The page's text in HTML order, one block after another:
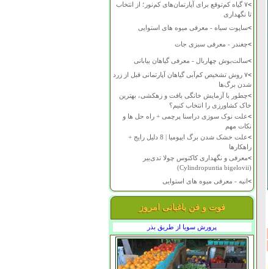
>
۷ گیاه کم‌توقع برای آپارتمان‌های کم‌نور؛ از انتخاب
تا نگهداری
>ساپوت سیاه - معرفی میوه های استوایی
>چغندر - معرفی سبزی جات
>سالت‌بوش چهاربال - معرفی گیاهان بیابانی
>
۷ روش تشخیص کم‌آبی گیاهان آپارتمانی قبل از زرد
شدن برگ‌ها
>چطور با آزمایش خانگی بافت و زهکشی، بهترین
خاک کشاورزی را انتخاب کنیم؟
>علت نوک سوزی دراسنا پرچمی + راه حل ها و
نکات مهم
>
علت خشک شدن برگ ایپومیا | 8 دلیل رایج +
راهکارها
>معرفی و نگهداری کاکتوس چولا تدی‌بیر
(Cylindropuntia bigelovii)
>انبه - معرفی میوه های استوایی
فوت و فن باغبانی امروز
پرورش سویا از طریق بذر